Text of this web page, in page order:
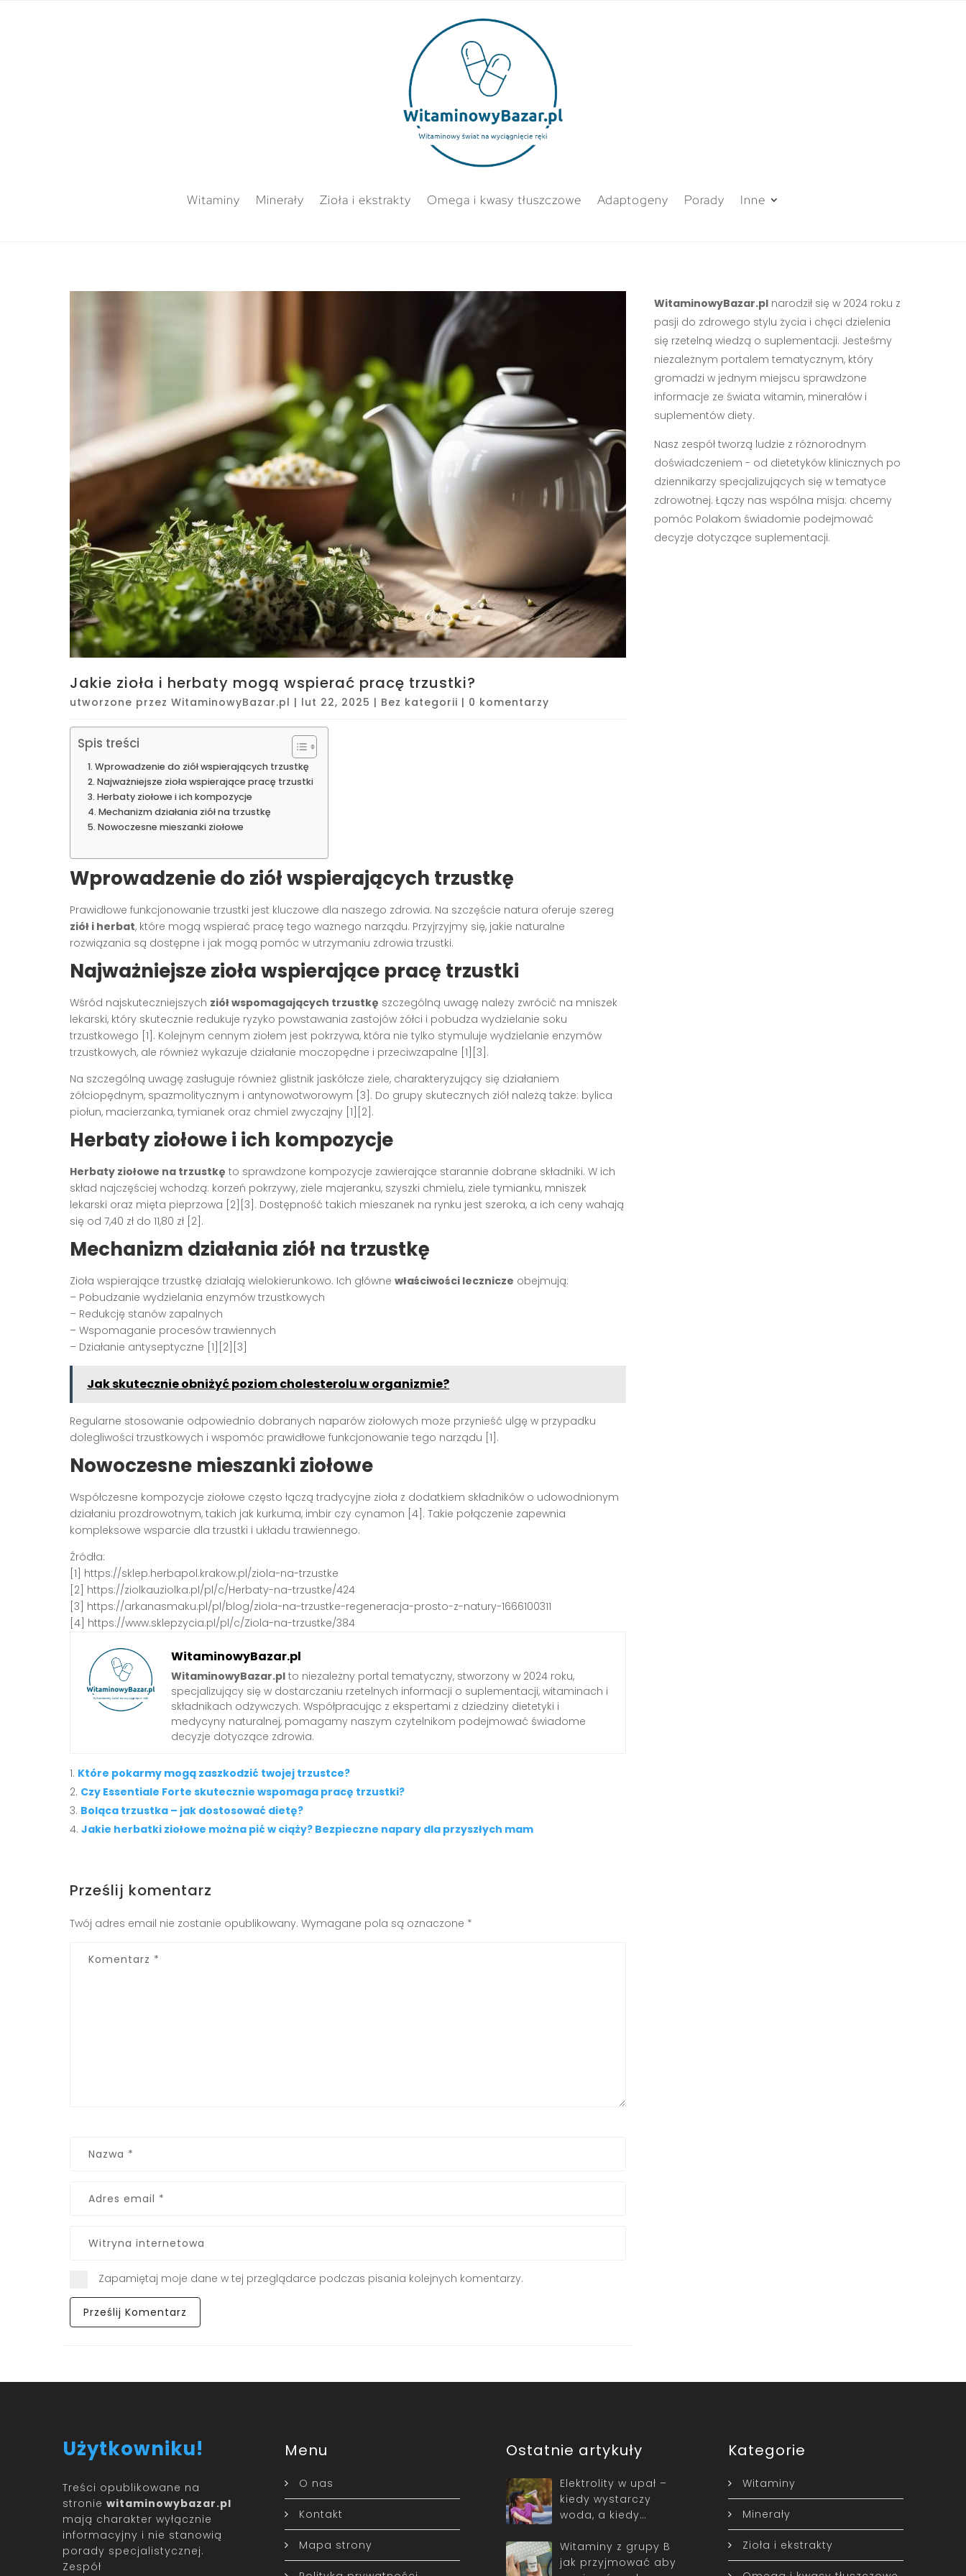
Witaminy Minerały Zioła i ekstrakty Omega i kwasy tłuszczowe Adaptogeny Porady Inne
Jakie zioła i herbaty mogą wspierać pracę trzustki?
utworzone przez WitaminowyBazar.pl | lut 22, 2025 | Bez kategorii | 0 komentarzy
Spis treści
Wprowadzenie do ziół wspierających trzustkę
Najważniejsze zioła wspierające pracę trzustki
Herbaty ziołowe i ich kompozycje
Mechanizm działania ziół na trzustkę
Nowoczesne mieszanki ziołowe
Wprowadzenie do ziół wspierających trzustkę
Prawidłowe funkcjonowanie trzustki jest kluczowe dla naszego zdrowia. Na szczęście natura oferuje szereg
ziół i herbat, które mogą wspierać pracę tego ważnego narządu. Przyjrzyjmy się, jakie naturalne
rozwiązania są dostępne i jak mogą pomóc w utrzymaniu zdrowia trzustki.
Najważniejsze zioła wspierające pracę trzustki
Wśród najskuteczniejszych ziół wspomagających trzustkę szczególną uwagę należy zwrócić na mniszek
lekarski, który skutecznie redukuje ryzyko powstawania zastojów żółci i pobudza wydzielanie soku
trzustkowego [1]. Kolejnym cennym ziołem jest pokrzywa, która nie tylko stymuluje wydzielanie enzymów
trzustkowych, ale również wykazuje działanie moczopędne i przeciwzapalne [1][3].
Na szczególną uwagę zasługuje również glistnik jaskółcze ziele, charakteryzujący się działaniem
żółciopędnym, spazmolitycznym i antynowotworowym [3]. Do grupy skutecznych ziół należą także: bylica
piołun, macierzanka, tymianek oraz chmiel zwyczajny [1][2].
Herbaty ziołowe i ich kompozycje
Herbaty ziołowe na trzustkę to sprawdzone kompozycje zawierające starannie dobrane składniki. W ich
skład najczęściej wchodzą: korzeń pokrzywy, ziele majeranku, szyszki chmielu, ziele tymianku, mniszek
lekarski oraz mięta pieprzowa [2][3]. Dostępność takich mieszanek na rynku jest szeroka, a ich ceny wahają
się od 7,40 zł do 11,80 zł [2].
Mechanizm działania ziół na trzustkę
Zioła wspierające trzustkę działają wielokierunkowo. Ich główne właściwości lecznicze obejmują:
– Pobudzanie wydzielania enzymów trzustkowych
– Redukcję stanów zapalnych
– Wspomaganie procesów trawiennych
– Działanie antyseptyczne [1][2][3]
Jak skutecznie obniżyć poziom cholesterolu w organizmie?
Regularne stosowanie odpowiednio dobranych naparów ziołowych może przynieść ulgę w przypadku
dolegliwości trzustkowych i wspomóc prawidłowe funkcjonowanie tego narządu [1].
Nowoczesne mieszanki ziołowe
Współczesne kompozycje ziołowe często łączą tradycyjne zioła z dodatkiem składników o udowodnionym
działaniu prozdrowotnym, takich jak kurkuma, imbir czy cynamon [4]. Takie połączenie zapewnia
kompleksowe wsparcie dla trzustki i układu trawiennego.
Źródła:
[1] https://sklep.herbapol.krakow.pl/ziola-na-trzustke
[2] https://ziolkauziolka.pl/pl/c/Herbaty-na-trzustke/424
[3] https://arkanasmaku.pl/pl/blog/ziola-na-trzustke-regeneracja-prosto-z-natury-1666100311
[4] https://www.sklepzycia.pl/pl/c/Ziola-na-trzustke/384
WitaminowyBazar.pl
WitaminowyBazar.pl to niezależny portal tematyczny, stworzony w 2024 roku,
specjalizujący się w dostarczaniu rzetelnych informacji o suplementacji, witaminach i
składnikach odżywczych. Współpracując z ekspertami z dziedziny dietetyki i
medycyny naturalnej, pomagamy naszym czytelnikom podejmować świadome
decyzje dotyczące zdrowia.
Które pokarmy mogą zaszkodzić twojej trzustce?
Czy Essentiale Forte skutecznie wspomaga pracę trzustki?
Boląca trzustka – jak dostosować dietę?
Jakie herbatki ziołowe można pić w ciąży? Bezpieczne napary dla przyszłych mam
Prześlij komentarz
Twój adres email nie zostanie opublikowany. Wymagane pola są oznaczone *
Zapamiętaj moje dane w tej przeglądarce podczas pisania kolejnych komentarzy.
WitaminowyBazar.plnarodził się w 2024 roku z
pasji do zdrowego stylu życia i chęci dzielenia
się rzetelną wiedzą o suplementacji. Jesteśmy
niezależnym portalem tematycznym, który
gromadzi w jednym miejscu sprawdzone
informacje ze świata witamin, minerałów i
suplementów diety.
Nasz zespół tworzą ludzie z różnorodnym
doświadczeniem - od dietetyków klinicznych po
dziennikarzy specjalizujących się w tematyce
zdrowotnej. Łączy nas wspólna misja: chcemy
pomóc Polakom świadomie podejmować
decyzje dotyczące suplementacji.
Użytkowniku!
Treści opublikowane na
stronie witaminowybazar.pl
mają charakter wyłącznie
informacyjny i nie stanowią
porady specjalistycznej.
Zespół
Menu
O nas
Kontakt
Mapa strony
Ostatnie artykuły
Elektrolity w upał –
kiedy wystarczy
woda, a kiedy…
Witaminy z grupy B
jak przyjmować aby
Kategorie
Witaminy
Minerały
Zioła i ekstrakty